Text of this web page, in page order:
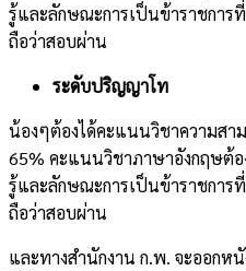
รู้และลักษณะการเป็นข้าราชการ
ถือว่าสอบผ่าน
ระดับปริญญาโท
น้องๆต้องได้คะแนนวิชาความสา
65% คะแนนวิชาภาษาอังกฤษต้อ
รู้และลักษณะการเป็นข้าราชการ
ถือว่าสอบผ่าน
และทางสำนักงาน ก.พ. จะออกห